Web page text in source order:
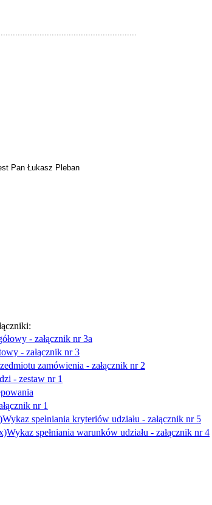
Pan Łukasz Pleban
- załącznik nr 3a
- załącznik nr 3
zamówienia - załącznik nr 2
- zestaw nr 1
nr 1
Wykaz spełniania kryteriów udziału - załącznik nr 5
Wykaz spełniania warunków udziału - załącznik nr 4